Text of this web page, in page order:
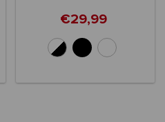
€29,99